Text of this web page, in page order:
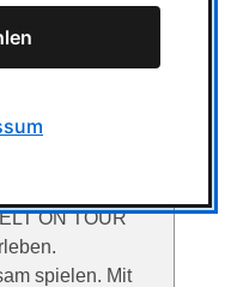
…
ON TOUR
spielen. Mit